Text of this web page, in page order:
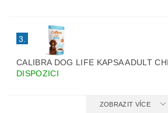
3.
CALIBRA DOG LIFE KAPSA ADULT
DISPOZICI
ZOBRAZIT VÍCE